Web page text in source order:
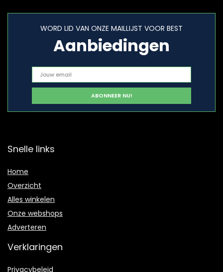
WORD LID VAN ONZE MAILLIJST VOOR BEST
Aanbiedingen
Snelle links
Home
Overzicht
Alles winkelen
Onze webshops
Adverteren
Verklaringen
Privacybeleid